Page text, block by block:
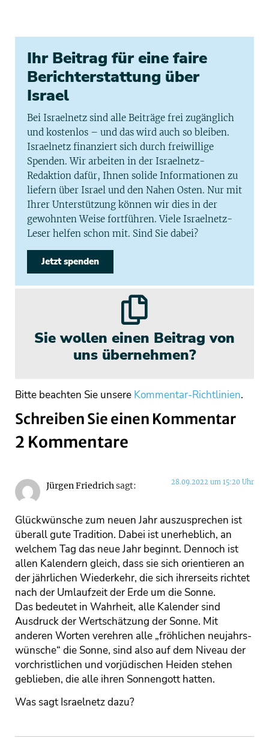
Ihr Beitrag für eine faire
Berichterstattung über
Israel
Bei Israelnetz sind alle Beiträge frei zugänglich
und kostenlos – und das wird auch so bleiben.
Israelnetz finanziert sich durch freiwillige
Spenden. Wir arbeiten in der Israelnetz-
Redaktion dafür, Ihnen solide Informationen zu
liefern über Israel und den Nahen Osten. Nur mit
Ihrer Unterstützung können wir dies in der
gewohnten Weise fortführen. Viele Israelnetz-
Leser helfen schon mit. Sind Sie dabei?
Jetzt spenden
Sie wollen einen Beitrag von
uns übernehmen?
Bitte beachten Sie unsere Kommentar-Richtlinien.
Schreiben Sie einen Kommentar
2 Kommentare
Jürgen Friedrichsagt: 28.09.2022 um 15:20 Uhr
Glückwünsche zum neuen Jahr auszusprechen ist
überall gute Tradition. Dabei ist unerheblich, an
welchem Tag das neue Jahr beginnt. Dennoch ist
allen Kalendern gleich, dass sie sich orientieren an
der jährlichen Wiederkehr, die sich ihrerseits richtet
nach der Umlaufzeit der Erde um die Sonne.
Das bedeutet in Wahrheit, alle Kalender sind
Ausdruck der Wertschätzung der Sonne. Mit
anderen Worten verehren alle „fröhlichen neujahrs-
wünsche“ die Sonne, sind also auf dem Niveau der
vorchristlichen und vorjüdischen Heiden stehen
geblieben, die alle ihren Sonnengott hatten.
Was sagt Israelnetz dazu?